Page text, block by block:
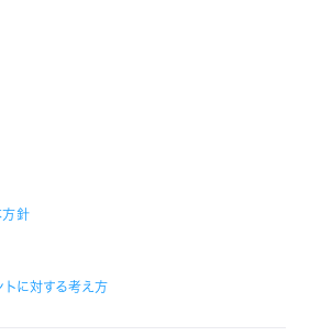
方針
トに対する考え方